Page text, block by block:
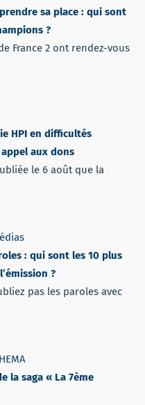
sa place : qui sont
?
France 2 ont rendez-vous
HPI en difficultés
aux dons
le 6 août que la
: qui sont les 10 plus
?
pas les paroles avec
la saga « La 7ème